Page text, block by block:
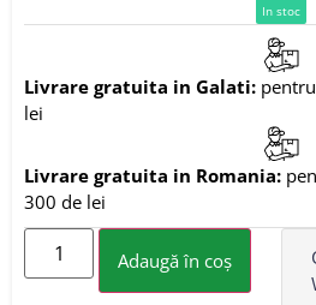
In stoc
Livrare gratuita in Galati:
lei
Livrare gratuita in Romania:
300 de lei
Adaugă în coș